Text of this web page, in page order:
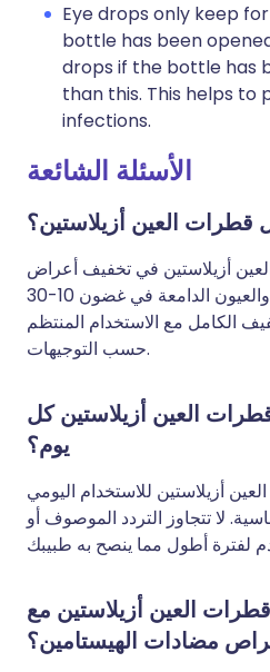
Eye drops only keep
bottle has been
drops if the bottle has
than this. This helps to
infections.
الأسئلة الشائعة
العين أزيلاستين؟
أزيلاستين في تخفيف أعراض
الحساسية مثل الحكة والعيون الدامعة في غضون 10-30
الكامل مع الاستخدام المنتظم
حسب التوجيهات.
العين أزيلاستين كل
يوم؟
أزيلاستين للاستخدام اليومي
لا تتجاوز التردد الموصوف أو
العين أزيلاستين مع
مضادات الهيستامين؟